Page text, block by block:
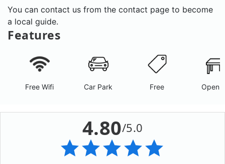
You can contact us from the contact page to become
a local guide.
Features
Free Wifi Car Park Free Open
4.80/5.0